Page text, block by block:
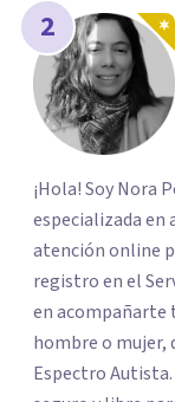
2
¡Hola! Soy Nora
especializada en
atención online
registro en el
en acompañarte
hombre o mujer,
Espectro